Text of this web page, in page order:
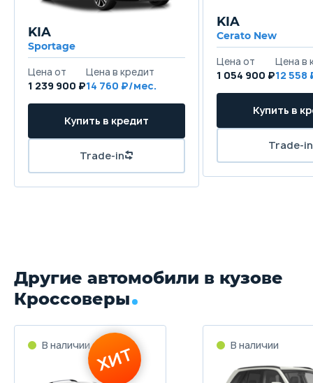
KIA
Sportage
Цена от
1 239 900 ₽
Цена в кредит
14 760 ₽/мес.
Купить в кредит
Trade-in
KIA
Cerato New
Цена от
1 054 900 ₽
Цена в
12
Купить в
Trade-in
Другие автомобили в кузове
Кроссоверы
В наличии ХИТ В наличии